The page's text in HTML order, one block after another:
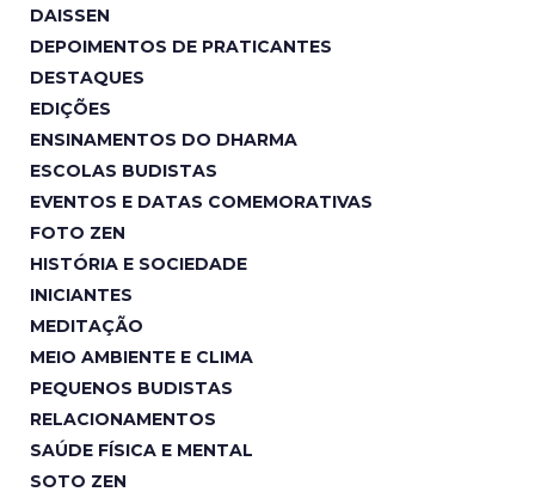
DAISSEN
DEPOIMENTOS DE PRATICANTES
DESTAQUES
EDIÇÕES
ENSINAMENTOS DO DHARMA
ESCOLAS BUDISTAS
EVENTOS E DATAS COMEMORATIVAS
FOTO ZEN
HISTÓRIA E SOCIEDADE
INICIANTES
MEDITAÇÃO
MEIO AMBIENTE E CLIMA
PEQUENOS BUDISTAS
RELACIONAMENTOS
SAÚDE FÍSICA E MENTAL
SOTO ZEN